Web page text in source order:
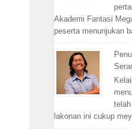
Akademi Fantasi
peserta menunjukan
lakonan ini cukup